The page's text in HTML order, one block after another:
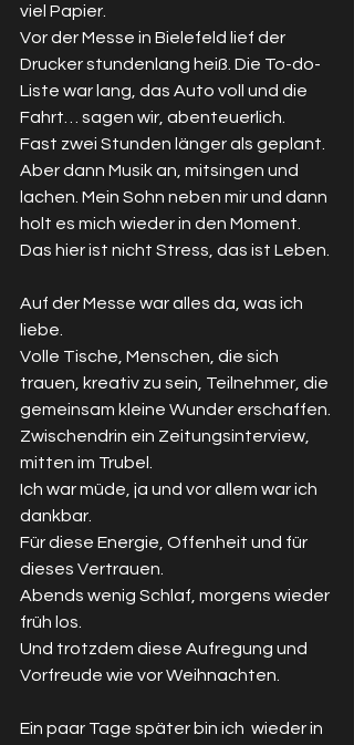
viel Papier.
Vor der Messe in Bielefeld lief der
Drucker stundenlang heiß. Die To-do-
Liste war lang, das Auto voll und die
Fahrt… sagen wir, abenteuerlich.
Fast zwei Stunden länger als geplant.
Aber dann Musik an, mitsingen und
lachen. Mein Sohn neben mir und dann
holt es mich wieder in den Moment.
Das hier ist nicht Stress, das ist Leben.
Auf der Messe war alles da, was ich
liebe.
Volle Tische, Menschen, die sich
trauen, kreativ zu sein, Teilnehmer, die
gemeinsam kleine Wunder erschaffen.
Zwischendrin ein Zeitungsinterview,
mitten im Trubel.
Ich war müde, ja und vor allem war ich
dankbar.
Für diese Energie, Offenheit und für
dieses Vertrauen.
Abends wenig Schlaf, morgens wieder
früh los.
Und trotzdem diese Aufregung und
Vorfreude wie vor Weihnachten.
Ein paar Tage später bin ich  wieder in